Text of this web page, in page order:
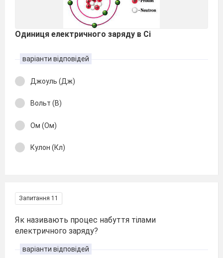
Одиниця електричного заряду в Сі
варіанти відповідей
Джоуль (Дж)
Вольт (В)
Ом (Ом)
Кулон (Кл)
Запитання 11
Як називають процес набуття тілами
електричного заряду?
варіанти відповідей